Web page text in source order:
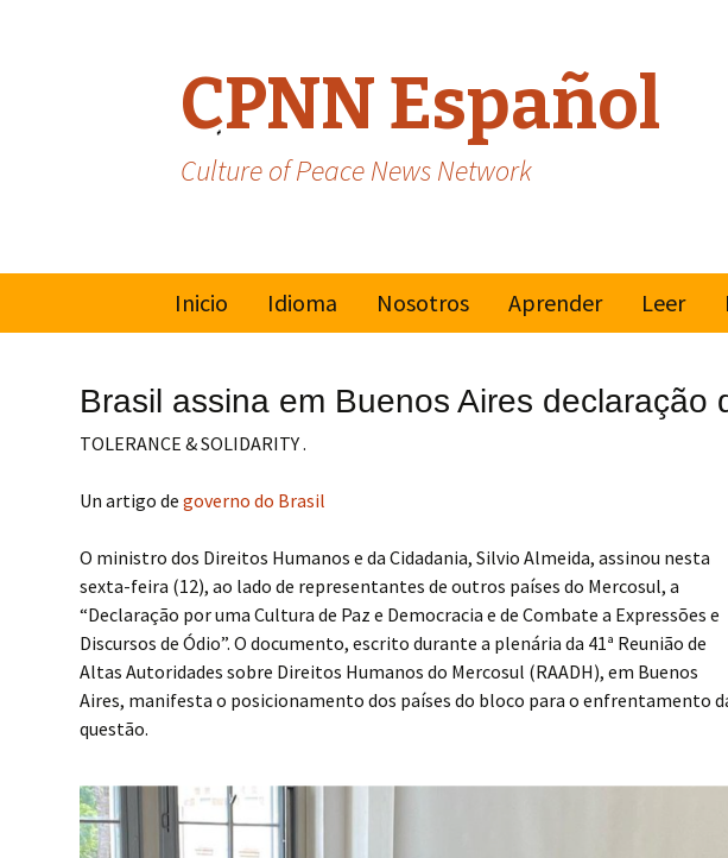
CPNN Español
Culture of Peace News Network
Inicio
Idioma
Francés
Nosotros
Aprender
Mundial para una
Cultura de Paz
Leer
Brasil assina em Buenos Aires
TOLERANCE & SOLIDARITY .
Un artigo degoverno do Brasil
O ministro dos Direitos Humanos e da Cidadania, Silvio Almeida, assinou nesta
sexta-feira (12), ao lado de representantes de outros países do Mercosul, a
“Declaração por uma Cultura de Paz e Democracia e de Combate a Expressões e
Discursos de Ódio”. O documento, escrito durante a plenária da 41ª Reunião de
Altas Autoridades sobre Direitos Humanos do Mercosul (RAADH), em Buenos
Aires, manifesta o posicionamento dos países do bloco para o enfrentamento
questão.